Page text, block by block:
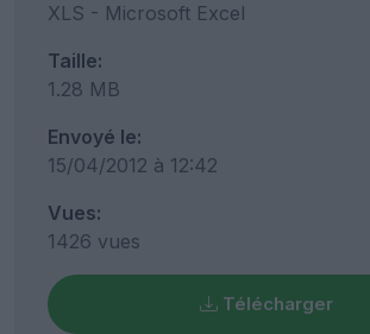
XLS - Microsoft Excel
Taille:
1.28 MB
Envoyé le:
15/04/2012 à 12:42
Vues:
1426 vues
Télécharger